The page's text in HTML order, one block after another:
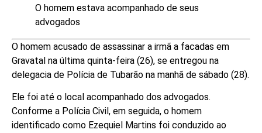
O homem estava acompanhado de seus
advogados
O homem acusado de assassinar a irmã a facadas em
Gravatal na última quinta-feira (26), se entregou na
delegacia de Polícia de Tubarão na manhã de sábado (28).
Ele foi até o local acompanhado dos advogados.
Conforme a Polícia Civil, em seguida, o homem
identificado como Ezequiel Martins foi conduzido ao